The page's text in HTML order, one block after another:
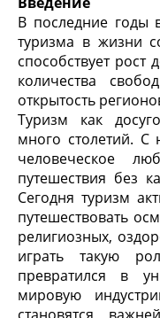
В последние годы
туризма в жизни
способствует рост
количества
открытость
Туризм как
много столетий. С
человеческое
путешествия без
Сегодня туризм
путешествовать
религиозных,
играть такую
превратился в
мировую